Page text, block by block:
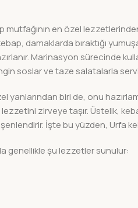
mutfağının en özel
damaklarda bıraktığı
Marinasyon sürecinde
soslar ve taze salatalarla
yanlarından biri de, onu
zirveye taşır. Üstelik,
şenlendirir. İşte bu yüzden, Urfa
genellikle şu lezzetler sunulur: